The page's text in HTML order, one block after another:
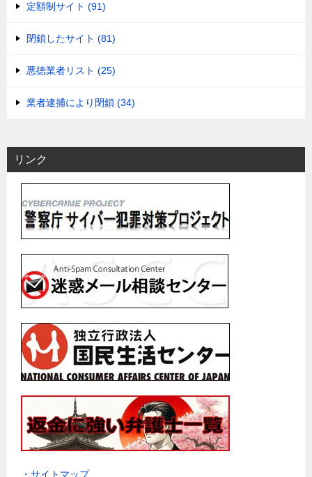
定額制サイト (91)
閉鎖したサイト (81)
悪徳業者リスト (25)
業者逮捕により閉鎖 (34)
リンク
・サイトマップ